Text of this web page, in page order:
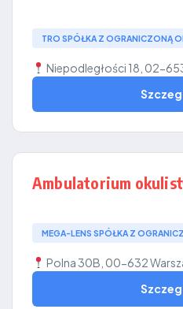
TRO SPÓŁKA Z OGRANICZONĄ
Niepodległości 18, 02-
Ambulatorium
MEGA-LENS SPÓŁKA Z
Polna 30B, 00-632